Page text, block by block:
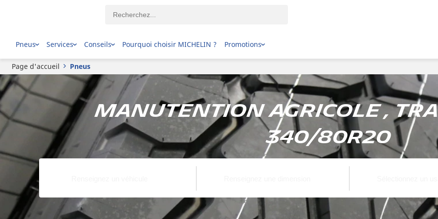
Pneus Services Conseils Pourquoi choisir MICHELIN ? Promotions
Page d'accueil Pneus
Manutention Agricole ,
340/80R20